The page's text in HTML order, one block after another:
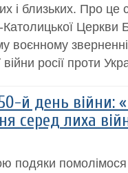
і близьких. Про це
Католицької
воєнному
росії проти
й день війни:
серед лиха
подяки